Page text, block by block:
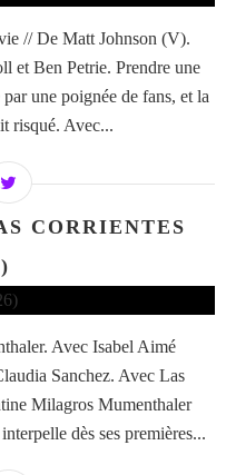
// De Matt Johnson (V).
et Ben Petrie. Prendre une
une poignée de fans, et la
risqué. Avec...
CORRIENTES
Avec Isabel Aimé
Sanchez. Avec Las
Milagros Mumenthaler
dès ses premières...